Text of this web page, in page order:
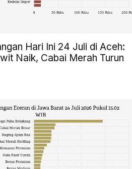
Hari Ini 24 Juli di Aceh:
Naik, Cabai Merah Turun